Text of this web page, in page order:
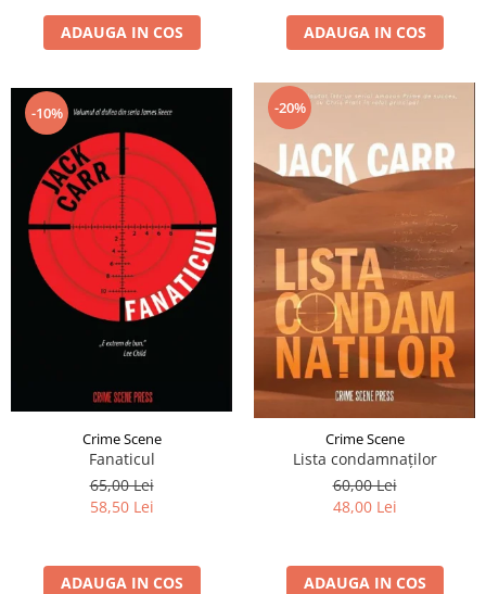
ADAUGA IN COS ADAUGA IN COS
-10%
Crime Scene
Fanaticul
65,00 Lei
58,50 Lei
ADAUGA IN COS
-20%
Crime Scene
Lista condamnaților
60,00 Lei
48,00 Lei
ADAUGA IN COS